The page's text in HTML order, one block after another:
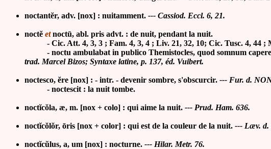
noctantĕr, adv. [nox] : nuitamment. --- Cassiod. Eccl. 6, 21.
noctĕ etnoctū, abl. pris advt. : de nuit, pendant la nuit.
- Cic. Att. 4, 3, 3 ; Fam. 4, 3, 4 ; Liv. 21, 32, 10; Cic. Tusc. 4, 44
- noctu ambulabat in publico Themistocles, quod somnum
trad. Marcel Bizos; Syntaxe latine, p. 137, éd. Vuibert.
noctesco, ĕre [nox] : - intr. - devenir sombre, s'obscurcir. --- Fur. d.
- noctescit : la nuit tombe.
noctĭcŏla, æ, m. [nox + colo] : qui aime la nuit. --- Prud. Ham. 636.
noctĭcŏlŏr, ōris [nox + color] : qui est de la couleur de la nuit. --- Læv. d.
noctĭcŭlus, a, um [nox] : nocturne. --- Hilar. Metr. 76.